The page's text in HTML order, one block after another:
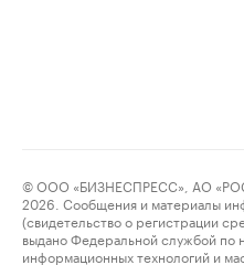
© ООО «БИЗНЕСПРЕСС», АО
2026. Сообщения и материалы
(свидетельство о регистрации
выдано Федеральной службой по
информационных технологий и